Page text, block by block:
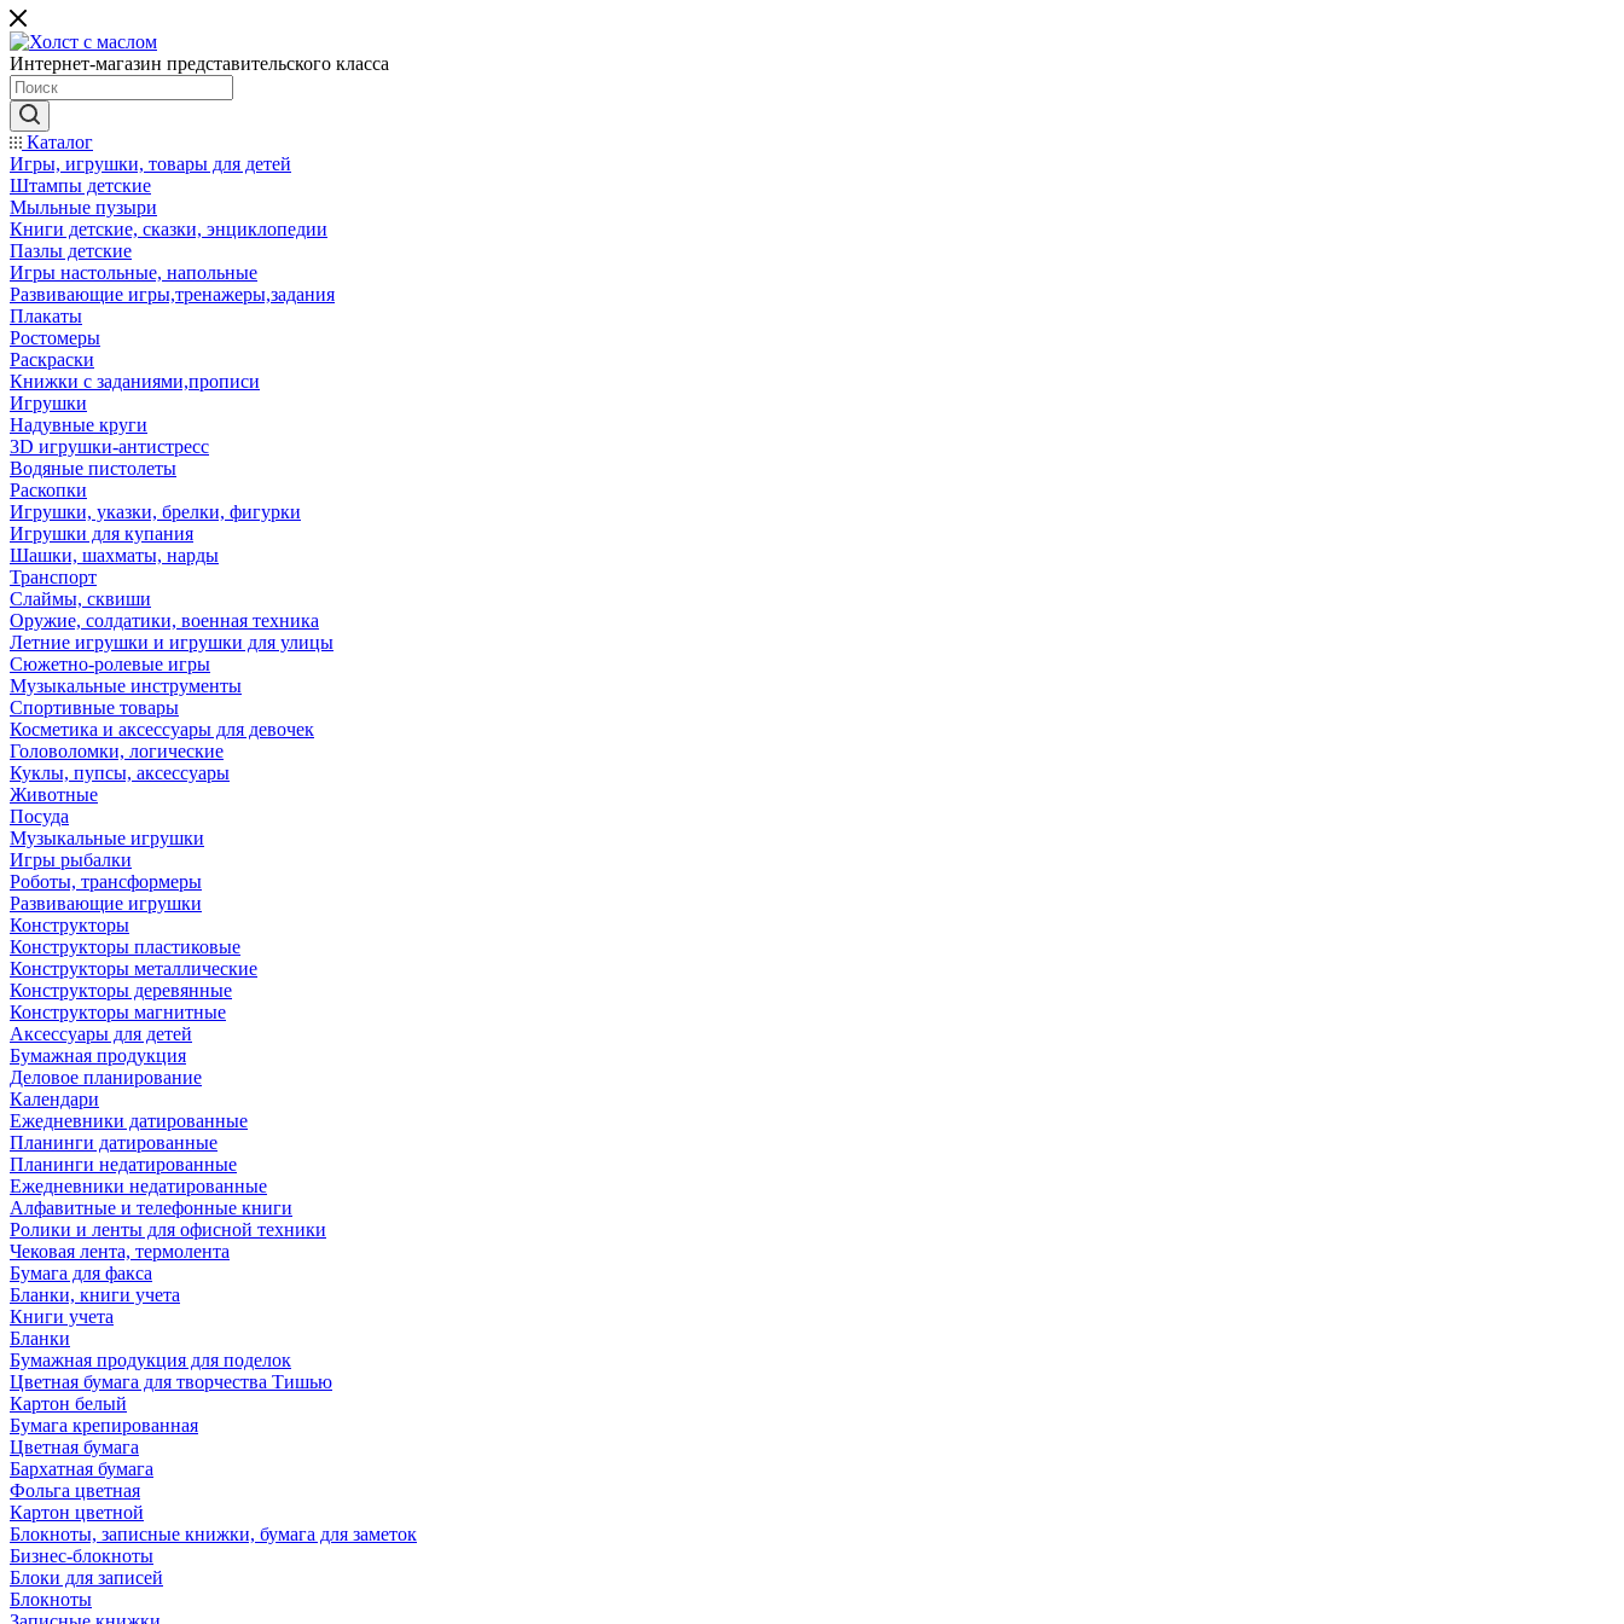
Интернет-магазин представительского класса
Каталог
Игры, игрушки, товары для детей
Штампы детские
Мыльные пузыри
Книги детские, сказки, энциклопедии
Пазлы детские
Игры настольные, напольные
Развивающие игры,тренажеры,задания
Плакаты
Ростомеры
Раскраски
Книжки с заданиями,прописи
Игрушки
Надувные круги
3D игрушки-антистресс
Водяные пистолеты
Раскопки
Игрушки, указки, брелки, фигурки
Игрушки для купания
Шашки, шахматы, нарды
Транспорт
Слаймы, сквиши
Оружие, солдатики, военная техника
Летние игрушки и игрушки для улицы
Сюжетно-ролевые игры
Музыкальные инструменты
Спортивные товары
Косметика и аксессуары для девочек
Головоломки, логические
Куклы, пупсы, аксессуары
Животные
Посуда
Музыкальные игрушки
Игры рыбалки
Роботы, трансформеры
Развивающие игрушки
Конструкторы
Конструкторы пластиковые
Конструкторы металлические
Конструкторы деревянные
Конструкторы магнитные
Аксессуары для детей
Бумажная продукция
Деловое планирование
Календари
Ежедневники датированные
Планинги датированные
Планинги недатированные
Ежедневники недатированные
Алфавитные и телефонные книги
Ролики и ленты для офисной техники
Чековая лента, термолента
Бумага для факса
Бланки, книги учета
Книги учета
Бланки
Бумажная продукция для поделок
Цветная бумага для творчества Тишью
Картон белый
Бумага крепированная
Цветная бумага
Бархатная бумага
Фольга цветная
Картон цветной
Блокноты, записные книжки, бумага для заметок
Бизнес-блокноты
Блоки для записей
Блокноты